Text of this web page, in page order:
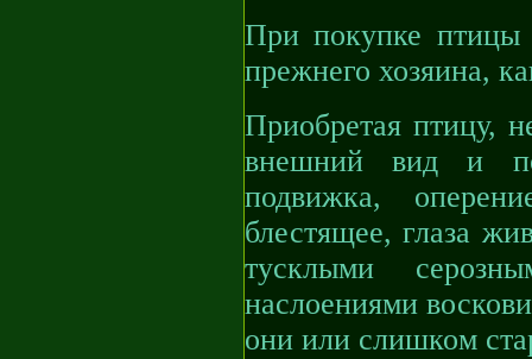
При покупке птицы
прежнего хозяина,
Приобретая птицу,
внешний вид и
подвижка,
блестящее, глаза
тусклыми
наслоениями
они или слишком